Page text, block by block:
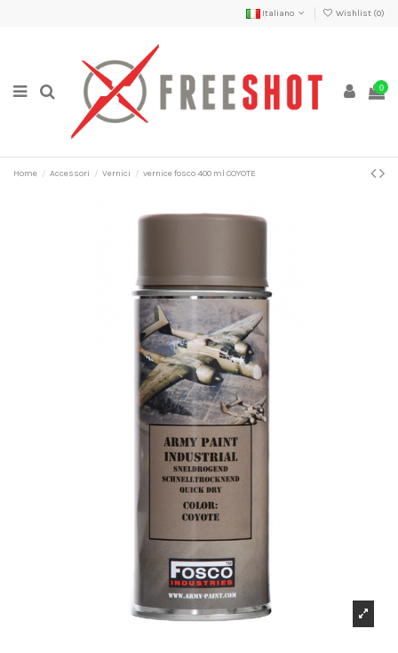
Italiano Wishlist (0)
0
Home Accessori Vernici vernice fosco 400 ml COYOTE